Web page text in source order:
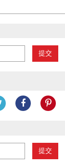
提交
提交